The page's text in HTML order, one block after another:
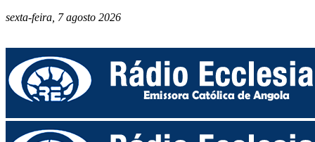
sexta-feira, 7 agosto 2026